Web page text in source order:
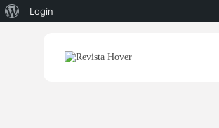
Sobre
WordPress
Login
Search
for: